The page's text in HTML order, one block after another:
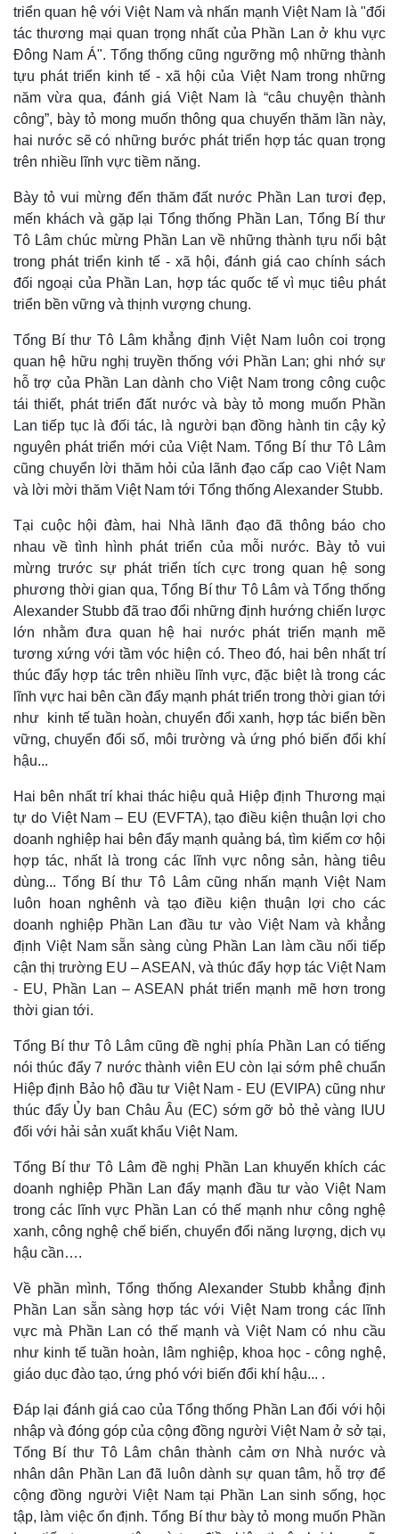
Thế giới
Quan sát
Cuộc sống đó đây
Hồ sơ
Multimedia
Video
Ảnh
E-Magazine
Infographic
Kinh tế
Bất động sản
Thị trường
Giá vàng
Tiêu dùng
Tỷ giá
Chứng khoán
Giá cà phê
triển quan hệ với Việt Nam và nhấn mạnh Việt Nam là "đối
tác thương mại quan trọng nhất của Phần Lan ở khu vực
Đông Nam Á". Tổng thống cũng ngưỡng mộ những thành
tựu phát triển kinh tế - xã hội của Việt Nam trong những
năm vừa qua, đánh giá Việt Nam là “câu chuyện thành
công”, bày tỏ mong muốn thông qua chuyến thăm lần này,
hai nước sẽ có những bước phát triển hợp tác quan trọng
trên nhiều lĩnh vực tiềm năng.
Bày tỏ vui mừng đến thăm đất nước Phần Lan tươi đẹp,
mến khách và gặp lại Tổng thống Phần Lan, Tổng Bí thư
Tô Lâm chúc mừng Phần Lan về những thành tựu nổi bật
trong phát triển kinh tế - xã hội, đánh giá cao chính sách
đối ngoại của Phần Lan, hợp tác quốc tế vì mục tiêu phát
triển bền vững và thịnh vượng chung.
Tổng Bí thư Tô Lâm khẳng định Việt Nam luôn coi trọng
quan hệ hữu nghị truyền thống với Phần Lan; ghi nhớ sự
hỗ trợ của Phần Lan dành cho Việt Nam trong công cuộc
tái thiết, phát triển đất nước và bày tỏ mong muốn Phần
Lan tiếp tục là đối tác, là người bạn đồng hành tin cậy kỷ
nguyên phát triển mới của Việt Nam. Tổng Bí thư Tô Lâm
cũng chuyển lời thăm hỏi của lãnh đạo cấp cao Việt Nam
và lời mời thăm Việt Nam tới Tổng thống Alexander Stubb.
Tại cuộc hội đàm, hai Nhà lãnh đạo đã thông báo cho
nhau về tình hình phát triển của mỗi nước. Bày tỏ vui
mừng trước sự phát triển tích cực trong quan hệ song
phương thời gian qua, Tổng Bí thư Tô Lâm và Tổng thống
Alexander Stubb đã trao đổi những định hướng chiến lược
lớn nhằm đưa quan hệ hai nước phát triển mạnh mẽ
tương xứng với tầm vóc hiện có. Theo đó, hai bên nhất trí
thúc đẩy hợp tác trên nhiều lĩnh vực, đặc biệt là trong các
lĩnh vực hai bên cần đẩy mạnh phát triển trong thời gian tới
như kinh tế tuần hoàn, chuyển đổi xanh, hợp tác biển bền
vững, chuyển đổi số, môi trường và ứng phó biến đổi khí
hậu...
Hai bên nhất trí khai thác hiệu quả Hiệp định Thương mại
tự do Việt Nam – EU (EVFTA), tạo điều kiện thuận lợi cho
doanh nghiệp hai bên đẩy mạnh quảng bá, tìm kiếm cơ hội
hợp tác, nhất là trong các lĩnh vực nông sản, hàng tiêu
dùng... Tổng Bí thư Tô Lâm cũng nhấn mạnh Việt Nam
luôn hoan nghênh và tạo điều kiện thuận lợi cho các
doanh nghiệp Phần Lan đầu tư vào Việt Nam và khẳng
định Việt Nam sẵn sàng cùng Phần Lan làm cầu nối tiếp
cận thị trường EU – ASEAN, và thúc đẩy hợp tác Việt Nam
- EU, Phần Lan – ASEAN phát triển mạnh mẽ hơn trong
thời gian tới.
Tổng Bí thư Tô Lâm cũng đề nghị phía Phần Lan có tiếng
nói thúc đẩy 7 nước thành viên EU còn lại sớm phê chuẩn
Hiệp định Bảo hộ đầu tư Việt Nam - EU (EVIPA) cũng như
thúc đẩy Ủy ban Châu Âu (EC) sớm gỡ bỏ thẻ vàng IUU
đối với hải sản xuất khẩu Việt Nam.
Tổng Bí thư Tô Lâm đề nghị Phần Lan khuyến khích các
doanh nghiệp Phần Lan đẩy mạnh đầu tư vào Việt Nam
trong các lĩnh vực Phần Lan có thế mạnh như công nghệ
xanh, công nghệ chế biến, chuyển đổi năng lượng, dịch vụ
hậu cần….
Về phần mình, Tổng thống Alexander Stubb khẳng định
Phần Lan sẵn sàng hợp tác với Việt Nam trong các lĩnh
vực mà Phần Lan có thế mạnh và Việt Nam có nhu cầu
như kinh tế tuần hoàn, lâm nghiệp, khoa học - công nghệ,
giáo dục đào tạo, ứng phó với biến đổi khí hậu... .
Đáp lại đánh giá cao của Tổng thống Phần Lan đối với hội
nhập và đóng góp của cộng đồng người Việt Nam ở sở tại,
Tổng Bí thư Tô Lâm chân thành cảm ơn Nhà nước và
nhân dân Phần Lan đã luôn dành sự quan tâm, hỗ trợ để
cộng đồng người Việt Nam tại Phần Lan sinh sống, học
tập, làm việc ổn định. Tổng Bí thư bày tỏ mong muốn Phần